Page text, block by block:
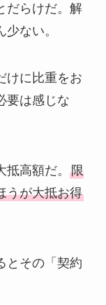
だらけだ。解
ない。
けに比重をお
要は感じな
高額だ。
限
うが大抵お得
とその「契約